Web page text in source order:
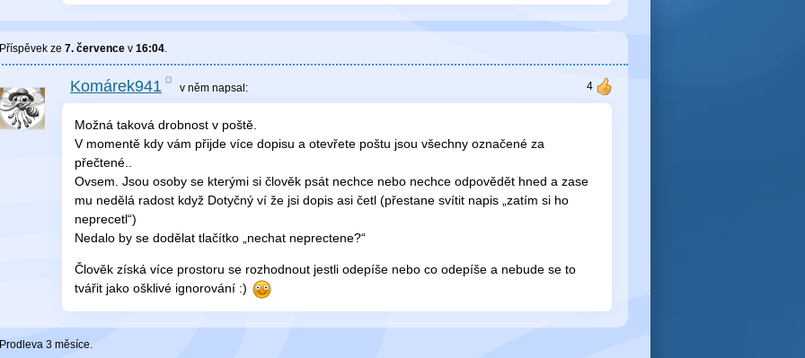
Příspěvek ze 7. července v 16:04.
Komárek941 v němnapsal:
Možná taková drobnost v poště.
V momentě kdy vám přijde více dopisu a otevřete poštu jsou všechny označené za
přečtené..
Ovsem. Jsou osoby se kterými si člověk psát nechce nebo nechce odpovědět hned a zase
mu nedělá radost když Dotyčný ví že jsi dopis asi četl (přestane svítit napis „zatím si ho
neprecetl“)
Nedalo by se dodělat tlačítko „nechat neprectene?“
Člověk získá více prostoru se rozhodnout jestli odepíše nebo co odepíše a nebude se to
tvářit jako ošklivé ignorování :)
Prodleva 3 měsíce.